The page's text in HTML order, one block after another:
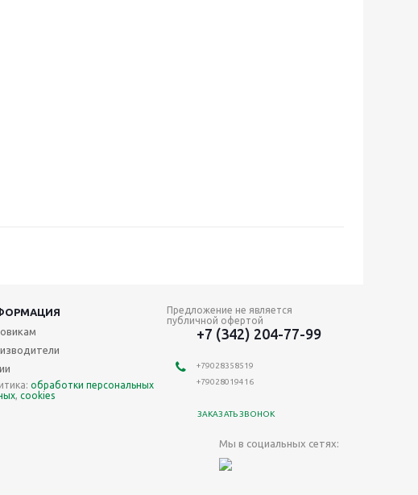
обработки персональных
, cookies
Предложение не является
публичной офертой
+7 (342) 204-77-99
+79028358519
+79028019416
ЗАКАЗАТЬ ЗВОНОК
Мы в социальных сетях: